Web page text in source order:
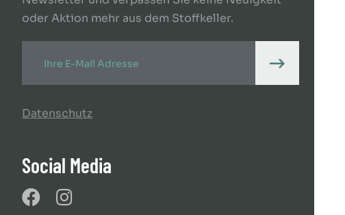
oder Aktion mehr aus dem Stoffkeller.
Datenschutz
Social Media